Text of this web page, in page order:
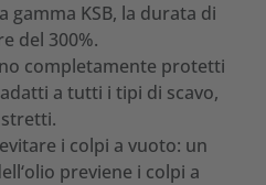
gamma KSB, la durata di
del 300%.
completamente protetti
a tutti i tipi di scavo,
i colpi a vuoto: un
previene i colpi a